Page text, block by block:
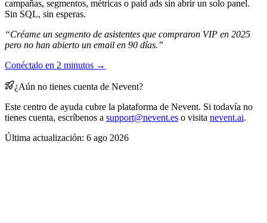
campañas, segmentos, métricas o paid ads sin abrir un solo panel.
Sin SQL, sin esperas.
“Créame un segmento de asistentes que compraron VIP en 2025
pero no han abierto un email en 90 días.”
Conéctalo en 2 minutos →
¿Aún no tienes cuenta de Nevent?
Este centro de ayuda cubre la plataforma de Nevent. Si todavía no
tienes cuenta, escríbenos a support@nevent.es o visita nevent.ai.
Última actualización: 6 ago 2026